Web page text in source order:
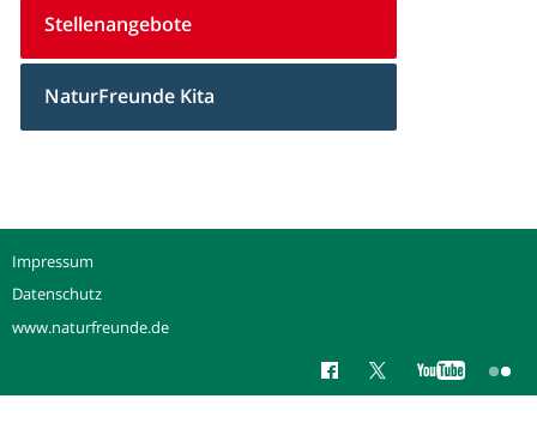
Stellenangebote
NaturFreunde Kita
Impressum
Datenschutz
www.naturfreunde.de